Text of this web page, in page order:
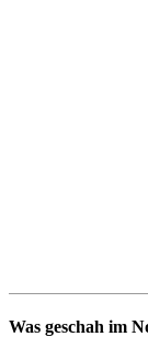
Was geschah im